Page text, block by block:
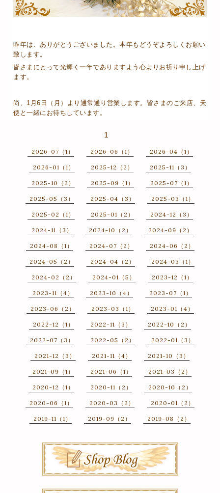
昨年は、ありがとうございました。本年もどうぞよろしくお願い
致します。
皆さまにとって光輝く一年でありますよう心よりお祈り申し上げ
ます。
尚、1月6日（月）より通常通り営業します。皆さまのご来店、天
使と一緒にお待ちしています。
1
2026-07（1） 2026-06（1） 2026-04（1）
2026-01（1） 2025-12（2） 2025-11（3）
2025-10（2） 2025-09（1） 2025-07（1）
2025-05（3） 2025-04（3） 2025-03（1）
2025-02（1） 2025-01（2） 2024-12（3）
2024-11（3） 2024-10（2） 2024-09（2）
2024-08（1） 2024-07（2） 2024-06（2）
2024-05（2） 2024-04（2） 2024-03（1）
2024-02（2） 2024-01（5） 2023-12（1）
2023-11（4） 2023-10（4） 2023-07（1）
2023-06（2） 2023-03（1） 2023-01（4）
2022-12（1） 2022-11（3） 2022-10（2）
2022-07（3） 2022-05（2） 2022-01（3）
2021-12（3） 2021-11（4） 2021-10（3）
2021-09（1） 2021-06（1） 2021-03（2）
2020-12（1） 2020-11（2） 2020-10（2）
2020-06（1） 2020-03（2） 2020-01（2）
2019-11（1） 2019-09（2） 2019-08（2）